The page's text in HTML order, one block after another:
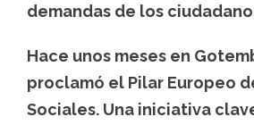
demandas de los
Hace unos meses en
proclamó el Pilar Europeo
Sociales. Una iniciativa